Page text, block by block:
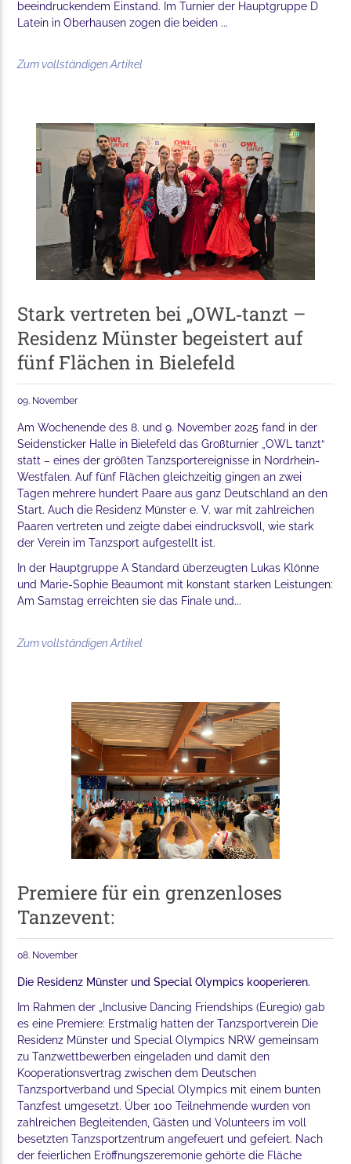
beeindruckendem Einstand. Im Turnier der Hauptgruppe D
Latein in Oberhausen zogen die beiden ...
Zum vollständigen Artikel
Stark vertreten bei „OWL‑tanzt –
Residenz Münster begeistert auf
fünf Flächen in Bielefeld
09. November
Am Wochenende des 8. und 9. November 2025 fand in der
Seidensticker Halle in Bielefeld das Großturnier „OWL tanzt“
statt – eines der größten Tanzsportereignisse in Nordrhein-
Westfalen. Auf fünf Flächen gleichzeitig gingen an zwei
Tagen mehrere hundert Paare aus ganz Deutschland an den
Start. Auch die Residenz Münster e. V. war mit zahlreichen
Paaren vertreten und zeigte dabei eindrucksvoll, wie stark
der Verein im Tanzsport aufgestellt ist.
In der Hauptgruppe A Standard überzeugten Lukas Klönne
und Marie-Sophie Beaumont mit konstant starken Leistungen:
Am Samstag erreichten sie das Finale und...
Zum vollständigen Artikel
Premiere für ein grenzenloses
Tanzevent:
08. November
Die Residenz Münster und Special Olympics kooperieren.
Im Rahmen der „Inclusive Dancing Friendships (Euregio) gab
es eine Premiere: Erstmalig hatten der Tanzsportverein Die
Residenz Münster und Special Olympics NRW gemeinsam
zu Tanzwettbewerben eingeladen und damit den
Kooperationsvertrag zwischen dem Deutschen
Tanzsportverband und Special Olympics mit einem bunten
Tanzfest umgesetzt. Über 100 Teilnehmende wurden von
zahlreichen Begleitenden, Gästen und Volunteers im voll
besetzten Tanzsportzentrum angefeuert und gefeiert. Nach
der feierlichen Eröffnungszeremonie gehörte die Fläche